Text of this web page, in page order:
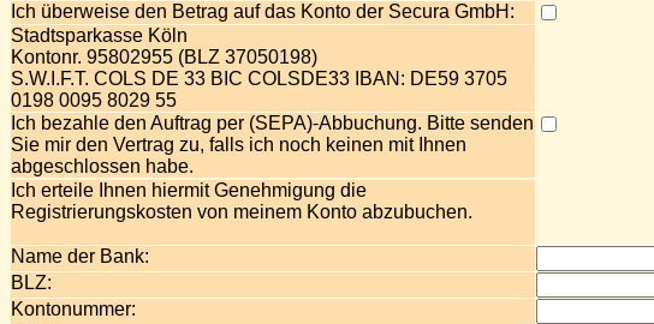
Ich überweise den Betrag auf das Konto der Secura GmbH:
Stadtsparkasse Köln
Kontonr. 95802955 (BLZ 37050198)
S.W.I.F.T. COLS DE 33 BIC COLSDE33 IBAN: DE59 3705
0198 0095 8029 55
Ich bezahle den Auftrag per (SEPA)-Abbuchung. Bitte senden
Sie mir den Vertrag zu, falls ich noch keinen mit Ihnen
abgeschlossen habe.
Ich erteile Ihnen hiermit Genehmigung die
Registrierungskosten von meinem Konto abzubuchen.
Name der Bank:
BLZ:
Kontonummer: